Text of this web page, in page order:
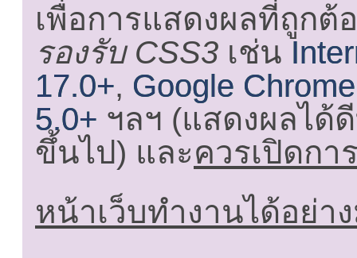
เพื่อการแสดงผลที่ถูกต้
รองรับ CSS3 เช่น
17.0+, Google
5.0+ ฯลฯ (แสดงผลได้
ขึ้นไป) และควรเปิดกา
หน้าเว็บทำงานได้อย่า